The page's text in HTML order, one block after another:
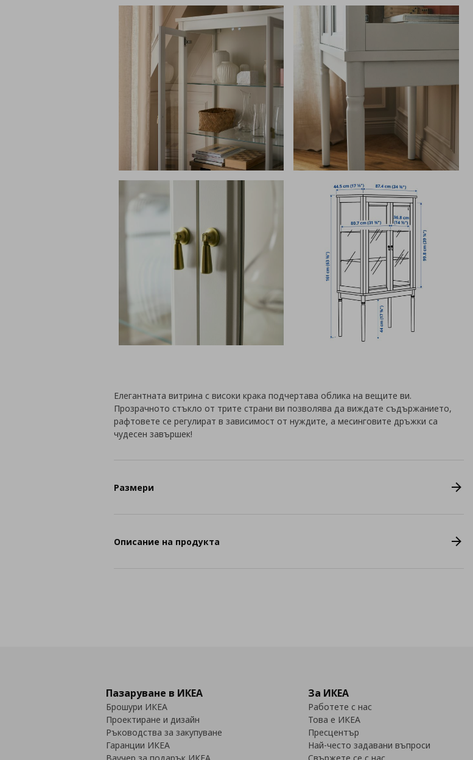
Елегантната витрина с високи крака подчертава облика на вещите ви.
Прозрачното стъкло от трите страни ви позволява да виждате съдържанието,
рафтовете се регулират в зависимост от нуждите, а месинговите дръжки са
чудесен завършек!
Размери
Описание на продукта
Пазаруване в ИКЕА
Брошури ИКЕА
Проектиране и дизайн
Ръководства за закупуване
Гаранции ИКЕА
За ИКЕА
Работете с нас
Това е ИКЕА
Пресцентър
Най-често задавани въпроси